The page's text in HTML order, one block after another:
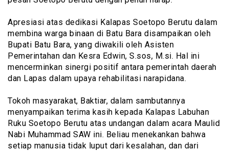
‎Apresiasi atas dedikasi Kalapas Soetopo Berutu dalam
membina warga binaan di Batu Bara disampaikan oleh
Bupati Batu Bara, yang diwakili oleh Asisten
Pemerintahan dan Kesra Edwin, S.sos, M.si. Hal ini
mencerminkan sinergi positif antara pemerintah daerah
dan Lapas dalam upaya rehabilitasi narapidana.
‎Tokoh masyarakat, Baktiar, dalam sambutannya
menyampaikan terima kasih kepada Kalapas Labuhan
Ruku Soetopo Berutu atas undangan dalam acara Maulid
Nabi Muhammad SAW ini. Beliau menekankan bahwa
setiap manusia tidak luput dari kesalahan, dan dari